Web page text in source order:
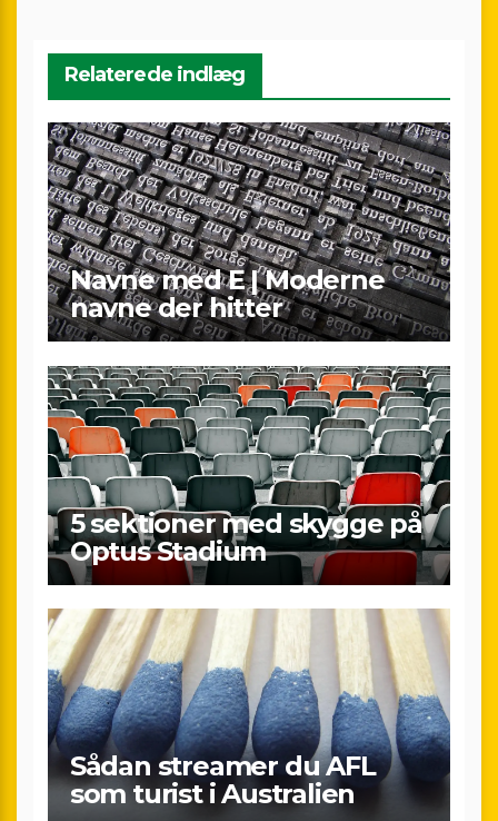
Relaterede indlæg
Navne med E | Moderne
navne der hitter
5 sektioner med skygge på
Optus Stadium
Sådan streamer du AFL
som turist i Australien